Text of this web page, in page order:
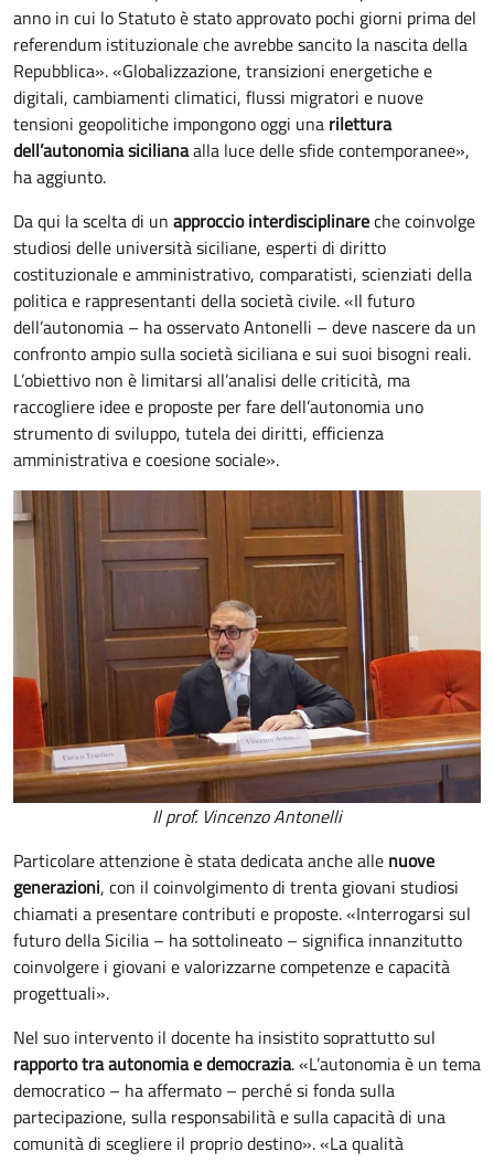
anno in cui lo Statuto è stato approvato pochi giorni prima del
referendum istituzionale che avrebbe sancito la nascita della
Repubblica». «Globalizzazione, transizioni energetiche e
digitali, cambiamenti climatici, flussi migratori e nuove
tensioni geopolitiche impongono oggi una rilettura
dell’autonomia sicilianaalla luce delle sfide contemporanee»,
ha aggiunto.
Da qui la scelta di un approccio interdisciplinareche coinvolge
studiosi delle università siciliane, esperti di diritto
costituzionale e amministrativo, comparatisti, scienziati della
politica e rappresentanti della società civile. «Il futuro
dell’autonomia – ha osservato Antonelli – deve nascere da un
confronto ampio sulla società siciliana e sui suoi bisogni reali.
L’obiettivo non è limitarsi all’analisi delle criticità, ma
raccogliere idee e proposte per fare dell’autonomia uno
strumento di sviluppo, tutela dei diritti, efficienza
amministrativa e coesione sociale».
Il prof. Vincenzo Antonelli
Particolare attenzione è stata dedicata anche alle nuove
generazioni, con il coinvolgimento di trenta giovani studiosi
chiamati a presentare contributi e proposte. «Interrogarsi sul
futuro della Sicilia – ha sottolineato – significa innanzitutto
coinvolgere i giovani e valorizzarne competenze e capacità
progettuali».
Nel suo intervento il docente ha insistito soprattutto sul
rapporto tra autonomia e democrazia. «L’autonomia è un tema
democratico – ha affermato – perché si fonda sulla
partecipazione, sulla responsabilità e sulla capacità di una
comunità di scegliere il proprio destino». «La qualità